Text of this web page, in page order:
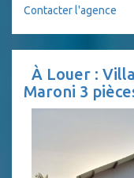
Contacter l'agence
À Louer :
Maroni 3